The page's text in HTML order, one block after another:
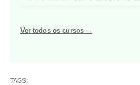
Ver todos os cursos →
TAGS: